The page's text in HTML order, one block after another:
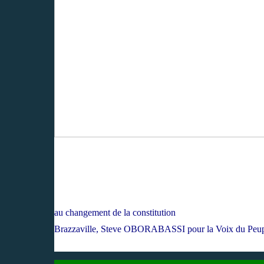
au changement de la constitution
Brazzaville, Steve OBORABASSI pour la Voix du